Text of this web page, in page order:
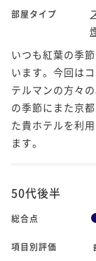
部屋タイプ
いつも紅葉の季
います。今回は
テルマンの方々
の季節にまた京
た貴ホテルを利
ます。
50代後半
総合点
項目別評価